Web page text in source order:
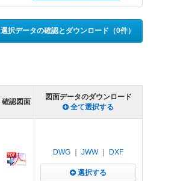
選択データの確認とダウンロード（0件）
確認図面
図面データのダウンロード
全て選択する
DWG JWW｜ DXF
選択する